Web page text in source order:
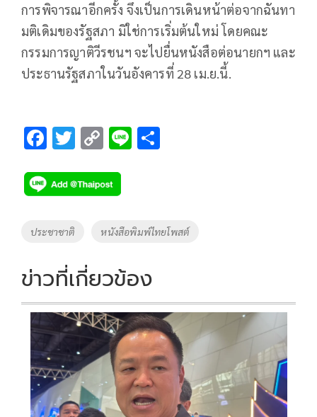
การพิจารณาอีกครั้ง จึงเป็นการเดินหน้าต่อจากฉันทา
มติเดิมของรัฐสภา มิใช่การเริ่มต้นใหม่ โดยคณะ
กรรมการญาติวีรชนฯ จะไปยื่นหนังสือต่อนายกฯ และ
ประธานรัฐสภาในวันอังคารที่ 28 เม.ย.นี้.
F
e
b
o
k
T
tt
er
C
p
y
Li
k
Li
Tags
ประชาชาติ หนังสือพิมพ์ไทยโพสต์
ข่าวที่เกี่ยวข้อง